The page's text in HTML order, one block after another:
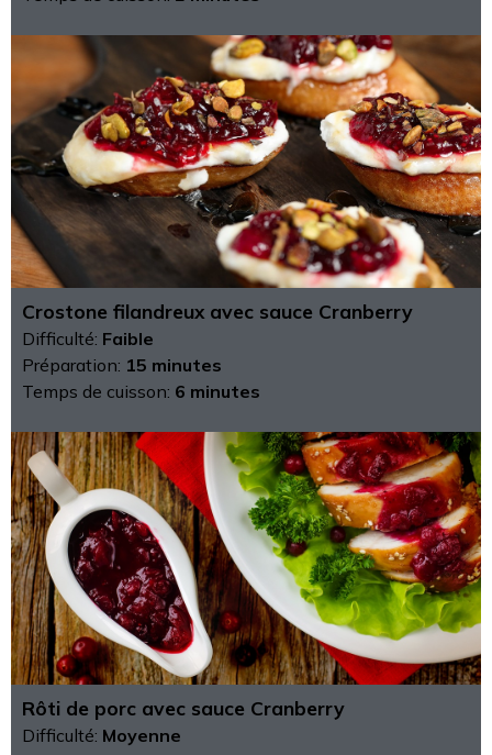
Crostone filandreux avec sauce Cranberry
Difficulté: Faible
Préparation: 15 minutes
Temps de cuisson: 6 minutes
Rôti de porc avec sauce Cranberry
Difficulté: Moyenne